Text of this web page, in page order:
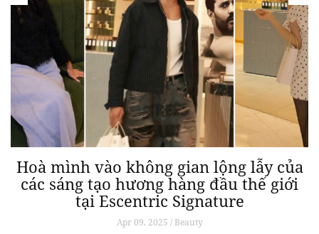
Hoà mình vào không gian lộng lẫy của
các sáng tạo hương hàng đầu thế giới
tại Escentric Signature
Apr 09, 2025 / Beauty